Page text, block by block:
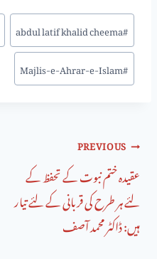
#
abdul latif khalid cheema
#
Majlis-e-Ahrar-e-Islam
PREVIOUS
عقیدہ ختم نبوت کے تحفظ کے
لئے ہر طرح کی قربانی کے لئے تیار
ہیں: ڈاکٹر محمد آصف